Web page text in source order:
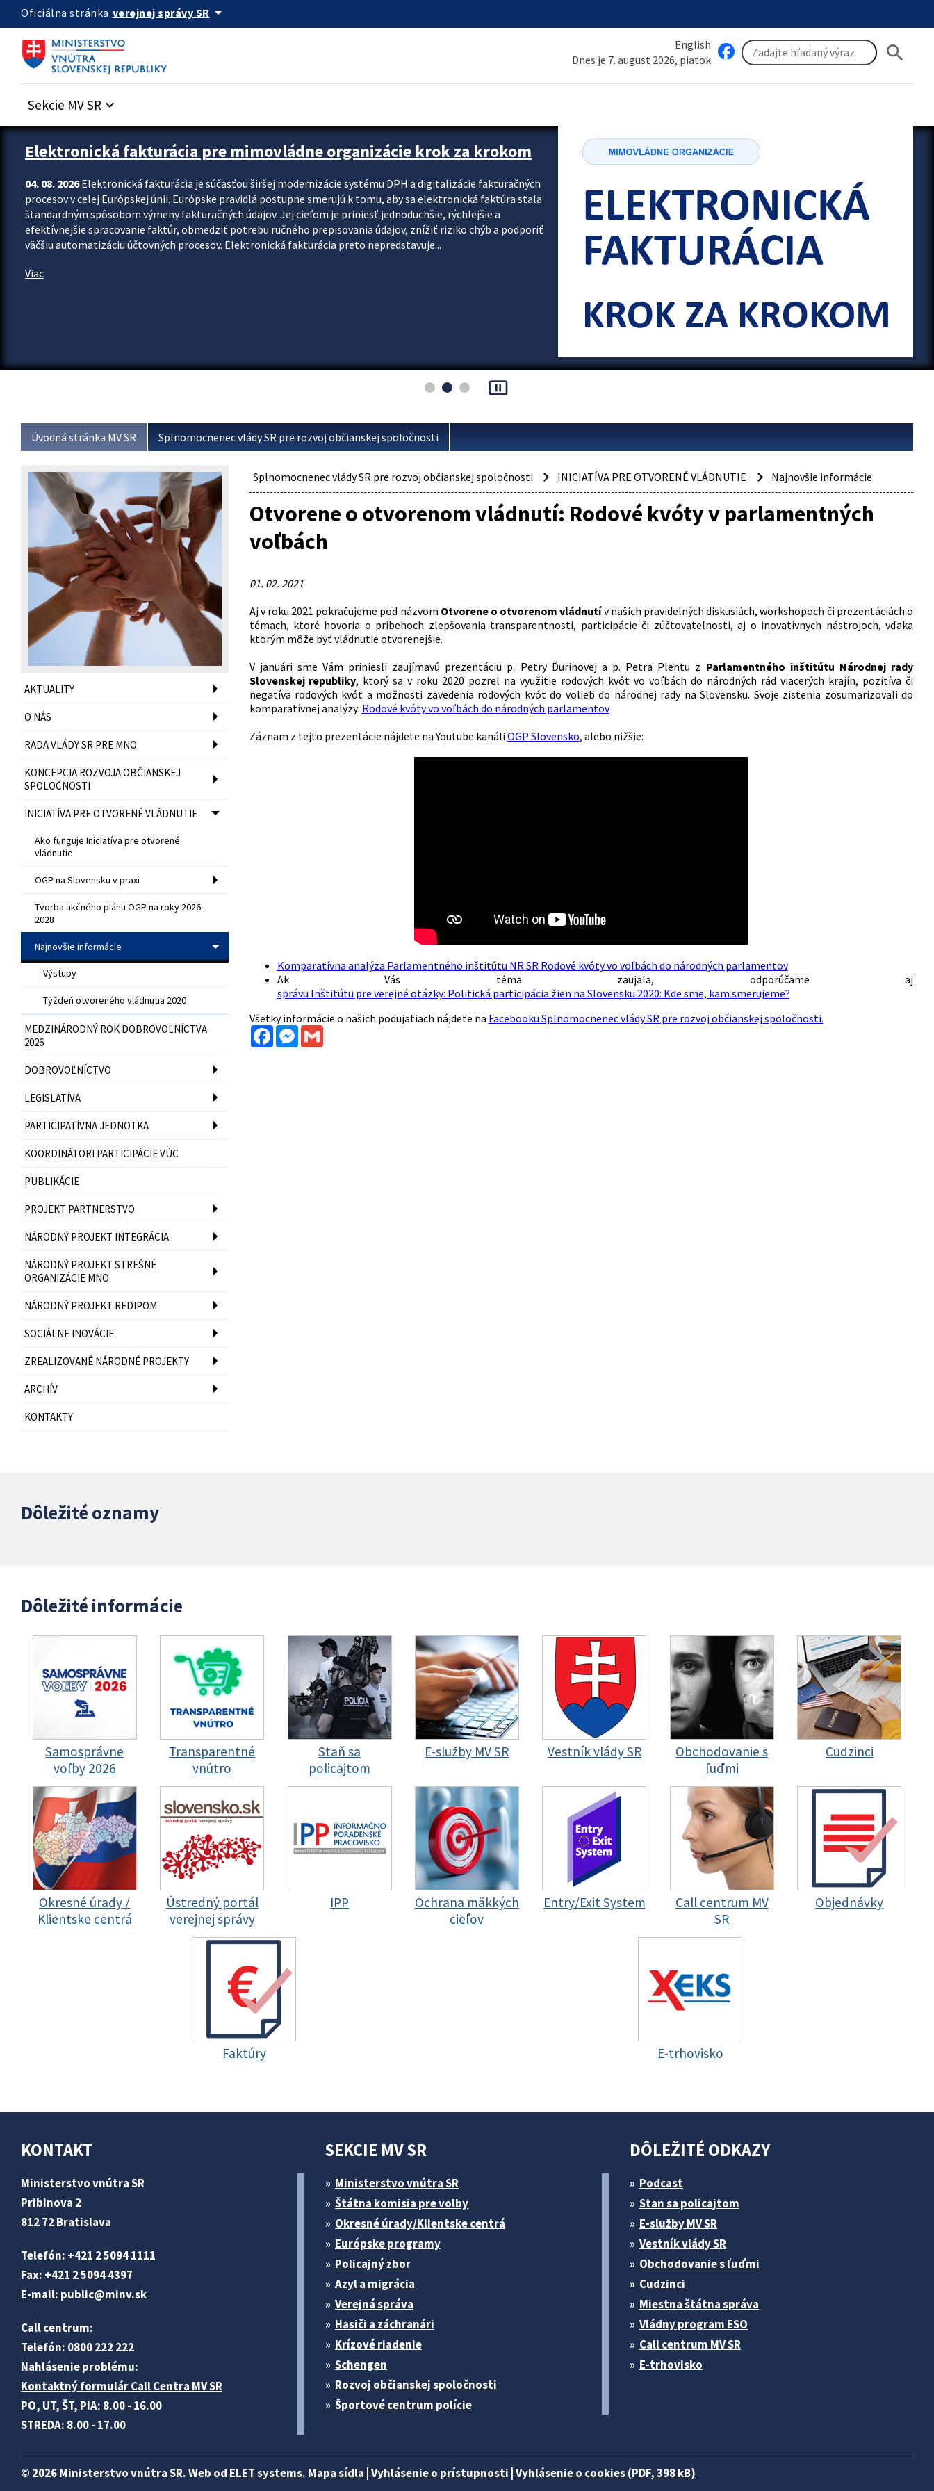
Preskocit na hlavný obsah
Oficiálna stránka verejnej správy SR arrow_drop_down
English
Dnes je 7. august 2026, piatok
search
Sekcie MV SR keyboard_arrow_down
Zastavit automatický posun upútavok
Elektronická fakturácia pre mimovládne organizácie krok za krokom
04. 08. 2026Elektronická fakturácia je súčasťou širšej modernizácie systému DPH a digitalizácie fakturačných
procesov v celej Európskej únii. Európske pravidlá postupne smerujú k tomu, aby sa elektronická faktúra stala
štandardným spôsobom výmeny fakturačných údajov. Jej cieľom je priniesť jednoduchšie, rýchlejšie a
efektívnejšie spracovanie faktúr, obmedziť potrebu ručného prepisovania údajov, znížiť riziko chýb a podporiť
väčšiu automatizáciu účtovných procesov. Elektronická fakturácia preto nepredstavuje...
Viac
pause_presentation
Úvodná stránka MV SR Splnomocnenec vlády SR pre rozvoj občianskej spoločnosti
AKTUALITY
O NÁS
RADA VLÁDY SR PRE MNO
KONCEPCIA ROZVOJA OBČIANSKEJ
SPOLOČNOSTI
INICIATÍVA PRE OTVORENÉ VLÁDNUTIE
Ako funguje Iniciatíva pre otvorené
vládnutie
OGP na Slovensku v praxi
Tvorba akčného plánu OGP na roky 2026-
2028
Najnovšie informácie
Výstupy
Týždeň otvoreného vládnutia 2020
MEDZINÁRODNÝ ROK DOBROVOĽNÍCTVA
2026
DOBROVOĽNÍCTVO
LEGISLATÍVA
PARTICIPATÍVNA JEDNOTKA
KOORDINÁTORI PARTICIPÁCIE VÚC
PUBLIKÁCIE
PROJEKT PARTNERSTVO
NÁRODNÝ PROJEKT INTEGRÁCIA
NÁRODNÝ PROJEKT STREŠNÉ
ORGANIZÁCIE MNO
NÁRODNÝ PROJEKT REDIPOM
SOCIÁLNE INOVÁCIE
ZREALIZOVANÉ NÁRODNÉ PROJEKTY
ARCHÍV
KONTAKTY
Splnomocnenec vlády SR pre rozvoj občianskej spoločnosti INICIATÍVA PRE OTVORENÉ VLÁDNUTIE Najnovšie informácie
Otvorene o otvorenom vládnutí: Rodové kvóty v parlamentných
voľbách
01. 02. 2021
Aj v roku 2021 pokračujeme pod názvom Otvorene o otvorenom vládnutív našich pravidelných diskusiách, workshopoch či prezentáciách o
témach, ktoré hovoria o príbehoch zlepšovania transparentnosti, participácie či zúčtovateľnosti, aj o inovatívnych nástrojoch, vďaka
ktorým môže byť vládnutie otvorenejšie.
V januári sme Vám priniesli zaujímavú prezentáciu p. Petry Ďurinovej a p. Petra Plentu z Parlamentného inštitútu Národnej rady
Slovenskej republiky, ktorý sa v roku 2020 pozrel na využitie rodových kvót vo voľbách do národných rád viacerých krajín, pozitíva či
negatíva rodových kvót a možnosti zavedenia rodových kvót do volieb do národnej rady na Slovensku. Svoje zistenia zosumarizovali do
komparatívnej analýzy: Rodové kvóty vo voľbách do národných parlamentov
Záznam z tejto prezentácie nájdete na Youtube kanáliOGP Slovensko, alebo nižšie:
Komparatívna analýza Parlamentného inštitútu NR SR Rodové kvóty vo voľbách do národných parlamentov
Ak Vás téma zaujala, odporúčame aj
správu Inštitútu pre verejné otázky: Politická participácia žien na Slovensku 2020: Kde sme, kam smerujeme?
Všetky informácie o našich podujatiach nájdete na Facebooku Splnomocnenec vlády SR pre rozvoj občianskej spoločnosti.
FacebookMessenger
Gmail
Dôležité oznamy
Dôležité informácie
Samosprávne
voľby 2026
Transparentné
vnútro
Staň sa
policajtom
E-služby MV SR Vestník vlády SR
Obchodovanie s
ľuďmi
Cudzinci
Okresné úrady /
Klientske centrá
Ústredný portál
verejnej správy
IPP
Ochrana mäkkých
cieľov
Entry/Exit System
Call centrum MV
SR
Objednávky
Faktúry E-trhovisko
KONTAKT
Ministerstvo vnútra SR
Pribinova 2
812 72 Bratislava
Telefón: +421 2 5094 1111
Fax: +421 2 5094 4397
E-mail: public@minv.sk
Call centrum:
Telefón: 0800 222 222
Nahlásenie problému:
Kontaktný formulár Call Centra MV SR
PO, UT, ŠT, PIA: 8.00 - 16.00
STREDA: 8.00 - 17.00
SEKCIE MV SR
Ministerstvo vnútra SR
Štátna komisia pre volby
Okresné úrady/Klientske centrá
Európske programy
Policajný zbor
Azyl a migrácia
Verejná správa
Hasiči a záchranári
Krízové riadenie
Schengen
Rozvoj občianskej spoločnosti
Športové centrum polície
DÔLEŽITÉ ODKAZY
Podcast
Stan sa policajtom
E-služby MV SR
Vestník vlády SR
Obchodovanie s ľuďmi
Cudzinci
Miestna štátna správa
Vládny program ESO
Call centrum MV SR
E-trhovisko
© 2026 Ministerstvo vnútra SR. Web od ELET systems. Mapa sídla |Vyhlásenie o prístupnosti |Vyhlásenie o cookies (PDF, 398 kB)